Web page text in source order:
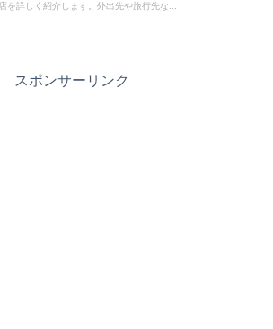
を詳しく紹介します。外出先や旅行先な...
スポンサーリンク